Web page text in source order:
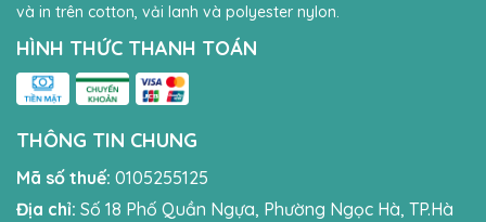
và in trên cotton, vải lanh và polyester nylon.
HÌNH THỨC THANH TOÁN
THÔNG TIN CHUNG
Mã số thuế: 0105255125
Địa chỉ: Số 18 Phố Quần Ngựa, Phường Ngọc Hà, TP.Hà